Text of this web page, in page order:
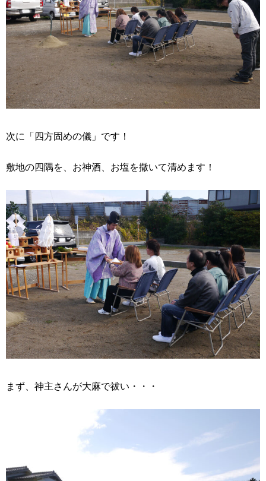
次に「四方固めの儀」です！
敷地の四隅を、お神酒、お塩を撒いて清めます！
まず、神主さんが大麻で祓い・・・